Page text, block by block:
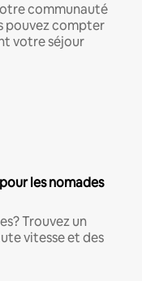
communauté
pouvez compter
votre séjour
les nomades
Trouvez un
vitesse et des